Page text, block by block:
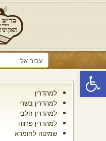
פתח סרגל נגישות
למהדרין
למהדרין בשרי
למהדרין חלבי
למהדרין פרווה
שמיטה לחומרא